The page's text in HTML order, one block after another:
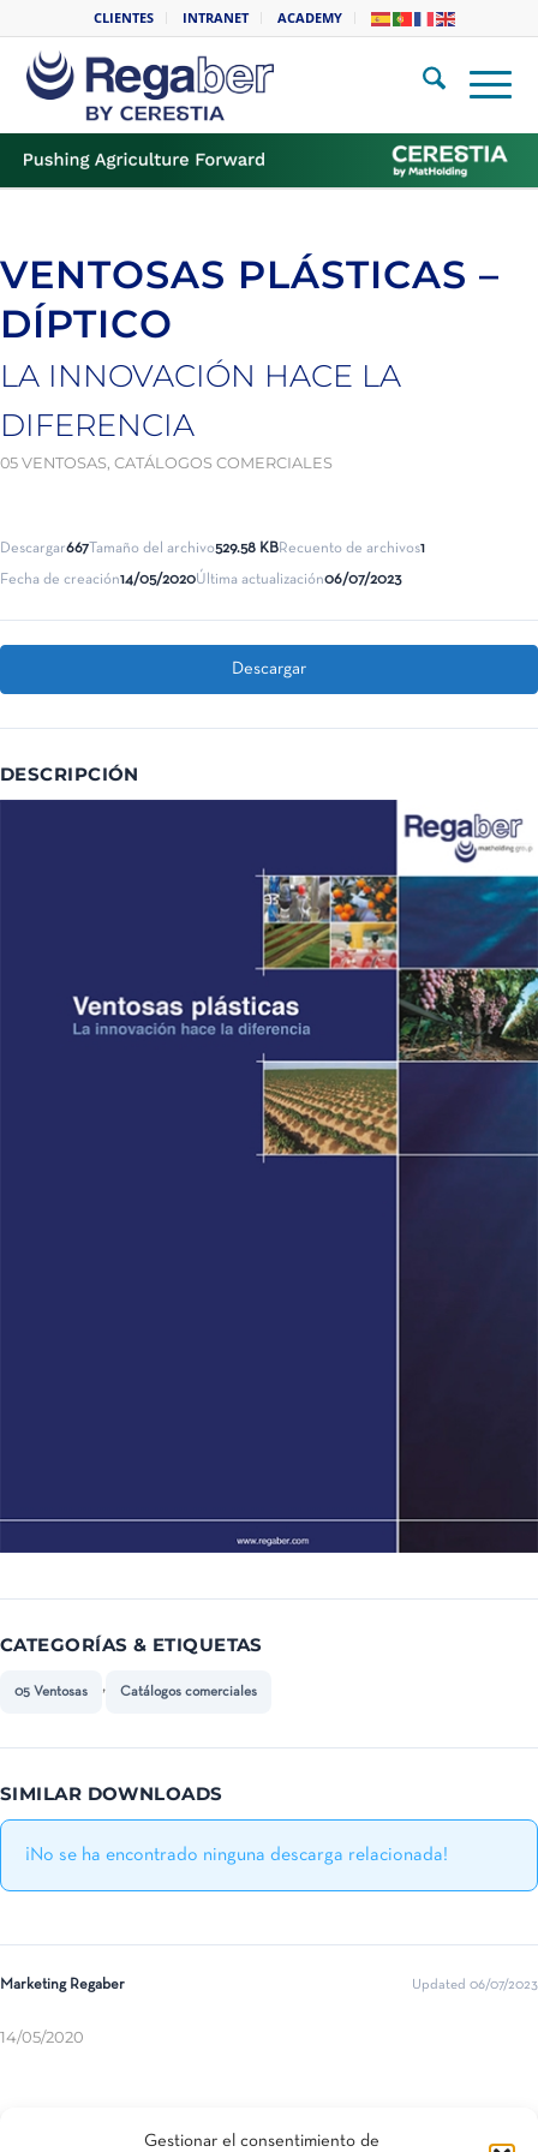
Gestionar el consentimiento de
CLIENTES INTRANET ACADEMY
VENTOSAS PLÁSTICAS –
DÍPTICO
LA INNOVACIÓN HACE LA
DIFERENCIA
05 VENTOSAS, CATÁLOGOS COMERCIALES
Descargar667 Tamaño del archivo529.58 KBRecuento de archivos1
Fecha de creación14/05/2020Última actualización06/07/2023
Descargar
DESCRIPCIÓN
CATEGORÍAS & ETIQUETAS
05 Ventosas , Catálogos comerciales
SIMILAR DOWNLOADS
¡No se ha encontrado ninguna descarga relacionada!
Marketing Regaber Updated 06/07/2023
14/05/2020